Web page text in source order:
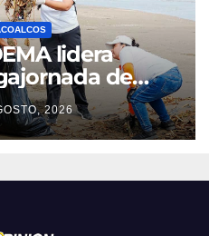
lidera
de
en
1.8 toneladas
2026